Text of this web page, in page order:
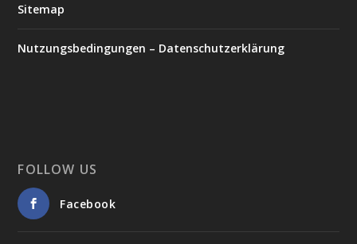
Sitemap
Nutzungsbedingungen – Datenschutzerklärung
FOLLOW US
Facebook